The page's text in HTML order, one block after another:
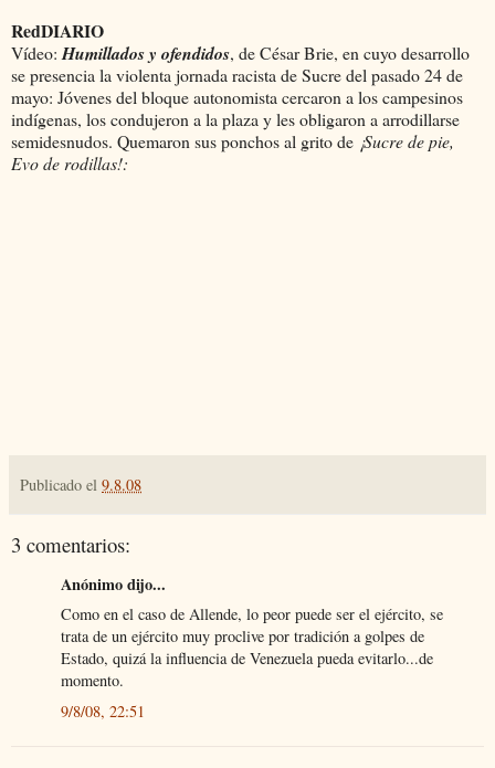
RedDIARIO
Vídeo: Humillados y ofendidos, de César Brie, en cuyo desarrollo
se presencia la violenta jornada racista de Sucre del pasado 24 de
mayo: Jóvenes del bloque autonomista cercaron a los campesinos
indígenas, los condujeron a la plaza y les obligaron a arrodillarse
semidesnudos. Quemaron sus ponchos al grito de ¡Sucre de pie,
Evo de rodillas!:
Publicado el 9.8.08
3 comentarios:
Anónimo dijo...
Como en el caso de Allende, lo peor puede ser el ejército, se
trata de un ejército muy proclive por tradición a golpes de
Estado, quizá la influencia de Venezuela pueda evitarlo...de
momento.
9/8/08, 22:51